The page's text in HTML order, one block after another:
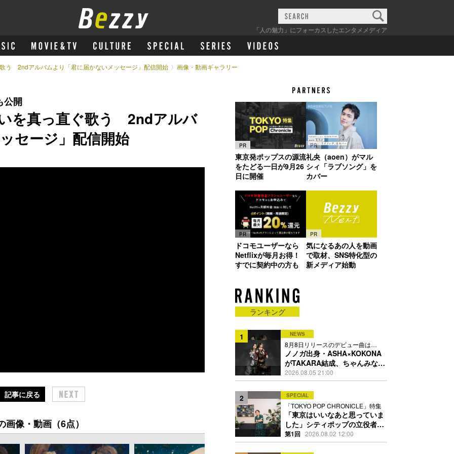
「人の魅力」にフォーカスしたエンタメメディア
う 2ndアルバムより「君に届かないメッセージ」配信開始 画像・動画ギャラリー
公開
を真っ直ぐ歌う 2ndアルバ
セージ」配信開始
記事に戻る
画像・動画（6点）
PR
東京発ポップスの源流
をたどる一日が9月26
日に開催
PR
礼央（aoen）がマル
シィ「ラブソング」を
カバー
PR
ドコモユーザーなら
Netflixが毎月お得！
すでに契約中の方も
PR
気になるあの人を動画
で取材、SNS特化型の
新メディア始動
ランキング
1 NEWS
8月8日リリースのデビュー曲は
「Time is money」
ノノガ出身・ASHA×KOKONA
がTAKARA結成、ちゃんみな主
宰レーベル第2弾アーティスト
に
2026.08.05 21:00
2 SPECIAL
「TOKYO POP CHRONICLE」特集
「東京はいいなあと思っていま
した」シティポップの立役者・
伊藤銀次の名曲回想録
第1回 2026.08.02 12:00